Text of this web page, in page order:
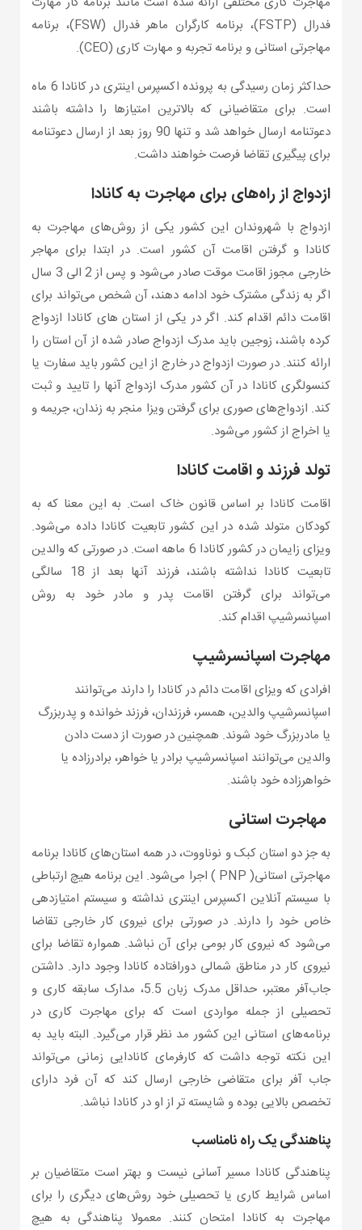
فدرال (FSTP)، برنامه کارگران ماهر فدرال (FSW)، برنامه
مهاجرتی استانی و برنامه تجربه و مهارت کاری (CEO).
حداکثر زمان رسیدگی به پرونده اکسپرس اینتری در کانادا 6 ماه
است. برای متقاضیانی که بالاترین امتیازها را داشته باشند
دعوتنامه ارسال خواهد شد و تنها 90 روز بعد از ارسال دعوتنامه
برای پیگیری تقاضا فرصت خواهند داشت.
ازدواج از راه‌های برای مهاجرت به کانادا
ازدواج با شهروندان این کشور یکی از روش‌های مهاجرت به
کانادا و گرفتن اقامت آن کشور است. در ابتدا برای مهاجر
خارجی مجوز اقامت موقت صادر می‌شود و پس از 2 الی 3 سال
اگر به زندگی مشترک خود ادامه دهند، آن شخص می‌تواند برای
اقامت دائم اقدام کند. اگر در یکی از استان های کانادا ازدواج
کرده باشند، زوجین باید مدرک ازدواج صادر شده از آن استان را
ارائه کنند. در صورت ازدواج در خارج از این کشور باید سفارت یا
کنسولگری کانادا در آن کشور مدرک ازدواج آنها را تایید و ثبت
کند. ازدواج‌های صوری برای گرفتن ویزا منجر به زندان، جریمه و
یا اخراج از کشور می‌شود.
تولد فرزند و اقامت کانادا
اقامت کانادا بر اساس قانون خاک است. به این معنا که به
کودکان متولد شده در این کشور تابعیت کانادا داده می‌شود.
ویزای زایمان در کشور کانادا 6 ماهه است. در صورتی که والدین
تابعیت کانادا نداشته باشند، فرزند آنها بعد از 18 سالگی
می‌تواند برای گرفتن اقامت پدر و مادر خود به روش
اسپانسرشیپ اقدام کند.
مهاجرت اسپانسرشیپ
افرادی که ویزای اقامت دائم در کانادا را دارند می‌توانند
اسپانسرشیپ والدین، همسر، فرزندان، فرزند خوانده و پدربزرگ
یا مادربزرگ خود شوند. همچنین در صورت از دست دادن
والدین می‌توانند اسپانسرشیپ برادر یا خواهر، برادرزاده یا
خواهرزاده خود باشند.
مهاجرت استانی
به جز دو استان کبک و نوناووت، در همه استان‌های کانادا برنامه
مهاجرتی استانی( PNP ) اجرا می‌شود. این برنامه هیچ ارتباطی
با سیستم آنلاین اکسپرس اینتری نداشته و سیستم امتیازدهی
خاص خود را دارند. در صورتی برای نیروی کار خارجی تقاضا
می‌شود که نیروی کار بومی برای آن نباشد. همواره تقاضا برای
نیروی کار در مناطق شمالی دورافتاده کانادا وجود دارد. داشتن
جاب‌آفر معتبر، حداقل مدرک زبان 5.5، مدارک سابقه کاری و
تحصیلی از جمله مواردی است که برای مهاجرت کاری در
برنامه‌های استانی این کشور مد نظر قرار می‌گیرد. البته باید به
این نکته توجه داشت که کارفرمای کانادایی زمانی می‌تواند
جاب آفر برای متقاضی خارجی ارسال کند که آن فرد دارای
تخصص بالایی بوده و شایسته تر از او در کانادا نباشد.
پناهندگی یک راه نامناسب
پناهندگی کانادا مسیر آسانی نیست و بهتر است متقاضیان بر
اساس شرایط کاری یا تحصیلی خود روش‌های دیگری را برای
مهاجرت به کانادا امتحان کنند. معمولا پناهندگی به هیچ